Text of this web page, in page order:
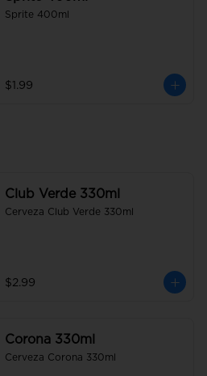
Sprite 400ml
$1.99
Club Verde 330ml
Cerveza Club Verde 330ml
$2.99
Corona 330ml
Cerveza Corona 330ml